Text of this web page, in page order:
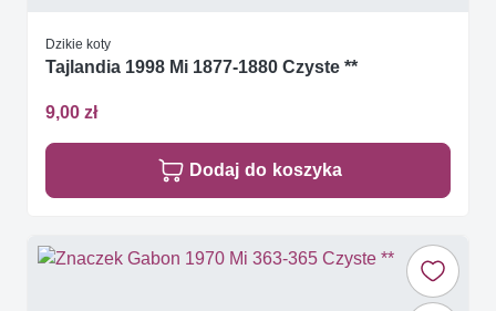
Dzikie koty
Tajlandia 1998 Mi 1877-1880 Czyste **
9,00 zł
Dodaj do koszyka